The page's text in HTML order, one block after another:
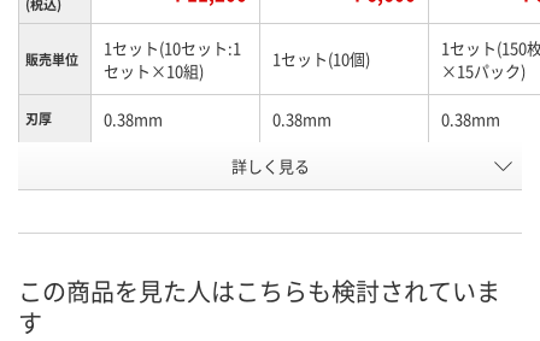
販売単位
1セット(10セット:1
セット×10組)
1セット(10個)
1セット(150
×15パック)
刃厚 0.38mm 0.38mm 0.38mm
9mm
在庫
詳しく見る
この商品を見た人はこちらも検討されていま
す